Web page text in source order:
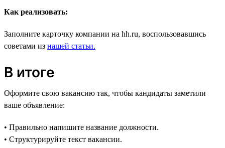
Как реализовать:
Заполните карточку компании на hh.ru, воспользовавшись
советами из нашей статьи.
В итоге
Оформите свою вакансию так, чтобы кандидаты заметили
ваше объявление:
• Правильно напишите название должности.
• Структурируйте текст вакансии.